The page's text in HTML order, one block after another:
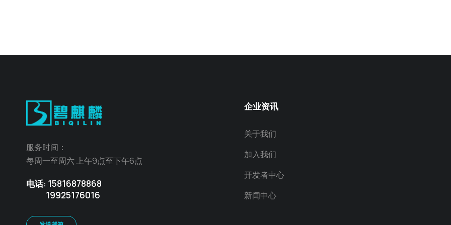
服务时间：
每周一至周六 上午9点至下午6点
电话: 15816878868
19925176016
企业资讯
关于我们
加入我们
开发者中心
新闻中心